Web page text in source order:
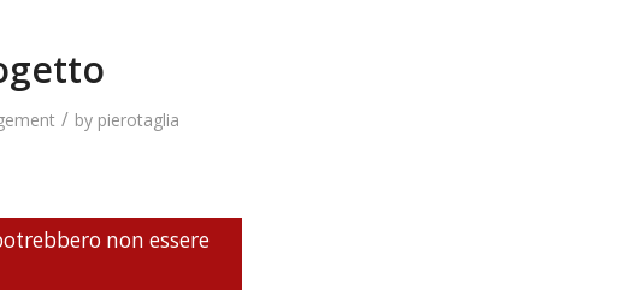
/ by pierotaglia
non essere